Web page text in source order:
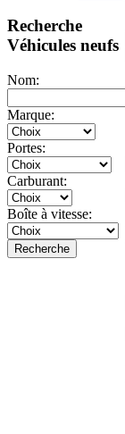
Recherche
Véhicules neufs
Nom:
Marque:
Portes:
Carburant:
Boîte à vitesse:
Recherche